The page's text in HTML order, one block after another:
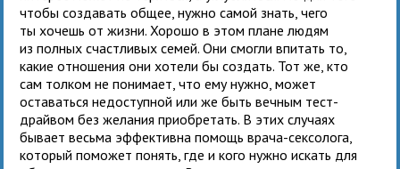
чтобы создавать общее, нужно самой знать, чего
ты хочешь от жизни. Хорошо в этом плане людям
из полных счастливых семей. Они смогли впитать то,
какие отношения они хотели бы создать. Тот же, кто
сам толком не понимает, что ему нужно, может
оставаться недоступной или же быть вечным тест-
драйвом без желания приобретать. В этих случаях
бывает весьма эффективна помощь врача-сексолога,
который поможет понять, где и кого нужно искать для